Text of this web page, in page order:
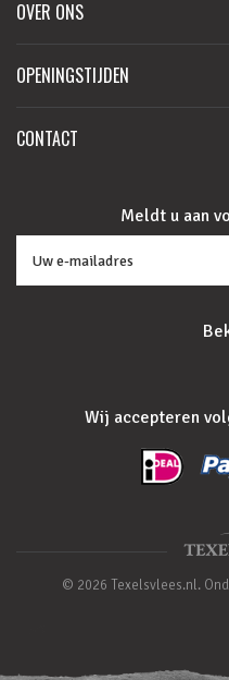
OVER ONS
OPENINGSTIJDEN
CONTACT
Meldt u aan
Wij accepteren
© 2026 Texelsvlees.nl.